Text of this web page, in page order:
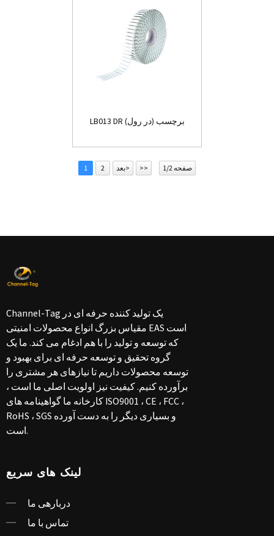
LB013 DR برچسب (در رول)
1 2 بعد> >> صفحه 1/2
Channel-Tag یک تولید کننده حرفه ای در
مقیاس بزرگ انواع محصولات امنیتی EAS است
که توسعه و تولید را با هم ادغام می کند. ما یک
گروه تحقیق و توسعه حرفه ای برای بهبود و
توسعه محصولات داریم تا نیازهای هر مشتری را
برآورده کنیم. کیفیت نیز اولویت اصلی ما است ،
کارخانه ما گواهینامه های ISO9001 ، CE ، FCC ،
RoHS ، SGS و بسیاری دیگر را به دست آورده
است.
لینک های سریع
دربارهی ما
تماس با ما